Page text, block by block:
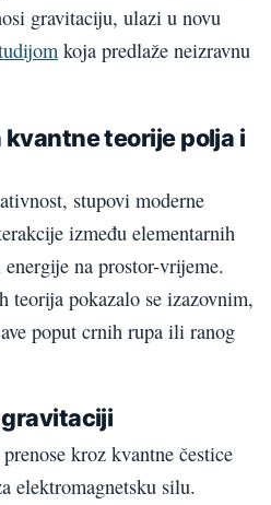
gravitaciju, ulazi u novu
koja predlaže neizravnu
teorije polja i
stupovi moderne
između elementarnih
na prostor-vrijeme.
pokazalo se izazovnim,
poput crnih rupa ili ranog
kroz kvantne čestice
elektromagnetsku silu.